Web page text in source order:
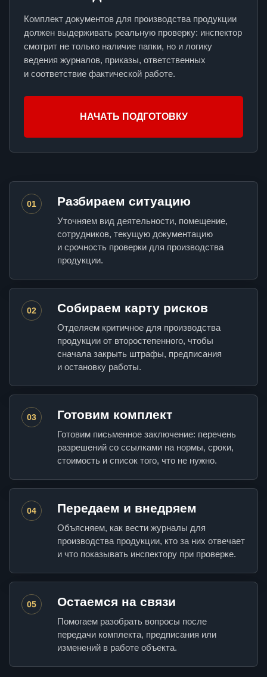
Комплект документов для производства продукции
должен выдерживать реальную проверку: инспектор
смотрит не только наличие папки, но и логику
ведения журналов, приказы, ответственных
и соответствие фактической работе.
НАЧАТЬ ПОДГОТОВКУ
01 Разбираем ситуацию
Уточняем вид деятельности, помещение,
сотрудников, текущую документацию
и срочность проверки для производства
продукции.
02 Собираем карту рисков
Отделяем критичное для производства
продукции от второстепенного, чтобы
сначала закрыть штрафы, предписания
и остановку работы.
03 Готовим комплект
Готовим письменное заключение: перечень
разрешений со ссылками на нормы, сроки,
стоимость и список того, что не нужно.
04 Передаем и внедряем
Объясняем, как вести журналы для
производства продукции, кто за них отвечает
и что показывать инспектору при проверке.
05 Остаемся на связи
Помогаем разобрать вопросы после
передачи комплекта, предписания или
изменений в работе объекта.